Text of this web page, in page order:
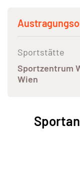
Sportstätte
Sportzentrum
Wien